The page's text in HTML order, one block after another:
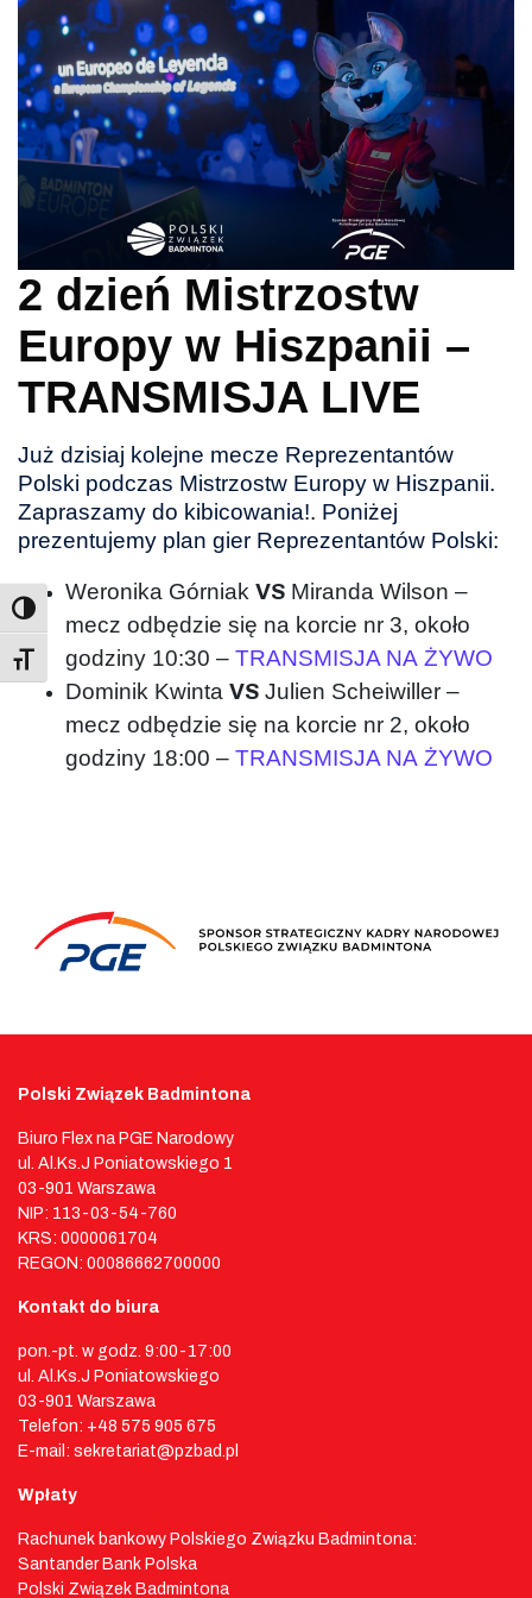
Toggle Font size
2 dzień Mistrzostw
Europy w Hiszpanii –
TRANSMISJA LIVE
Już dzisiaj kolejne mecze Reprezentantów
Polski podczas Mistrzostw Europy w Hiszpanii.
Zapraszamy do kibicowania!. Poniżej
prezentujemy plan gier Reprezentantów Polski:
Weronika Górniak VS Miranda Wilson –
mecz odbędzie się na korcie nr 3, około
godziny 10:30 – TRANSMISJA NA ŻYWO
Dominik Kwinta VS Julien Scheiwiller –
mecz odbędzie się na korcie nr 2, około
godziny 18:00 – TRANSMISJA NA ŻYWO
Polski Związek Badmintona
Biuro Flex na PGE Narodowy
ul. Al.Ks.J Poniatowskiego 1
03-901 Warszawa
NIP: 113-03-54-760
KRS: 0000061704
REGON: 00086662700000
Kontakt do biura
pon.-pt. w godz. 9:00-17:00
ul. Al.Ks.J Poniatowskiego
03-901 Warszawa
Telefon: +48 575 905 675
E-mail: sekretariat@pzbad.pl
Wpłaty
Rachunek bankowy Polskiego Związku Badmintona:
Santander Bank Polska
Polski Związek Badmintona